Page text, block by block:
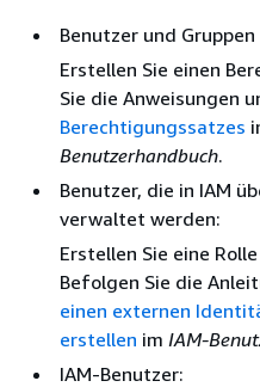
Benutzer und
Erstellen Sie einen
Sie die Anweisungen
Berechtigungssatzes
Benutzerhandbuch.
Benutzer, die in IAM
verwaltet werden:
Erstellen Sie eine
Befolgen Sie die
einen externen
erstellen im IAM-
IAM-Benutzer: